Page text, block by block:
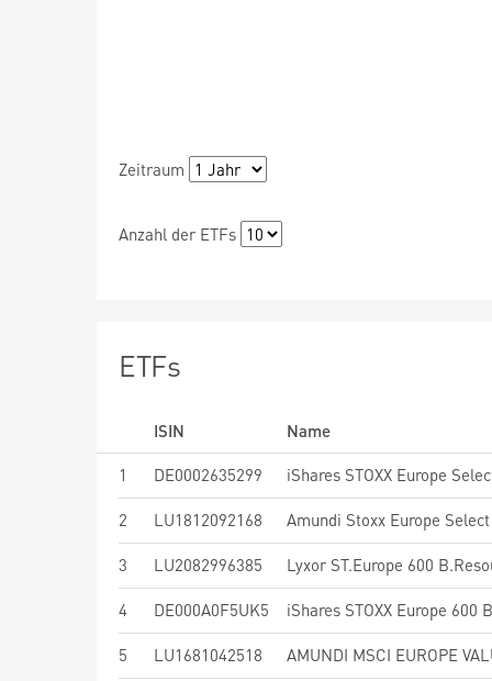
Zeitraum
Anzahl der ETFs
ETFs
ISIN
Name
1
DE0002635299 iShares STOXX Europe
2 LU1812092168
3 LU2082996385 Lyxor ST.Europe 600
4 DE000A0F5UK5
5 LU1681042518 AMUNDI MSCI EUROPE